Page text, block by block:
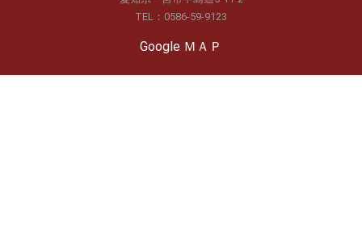
TEL：0586-59-9123
Google ＭＡＰ